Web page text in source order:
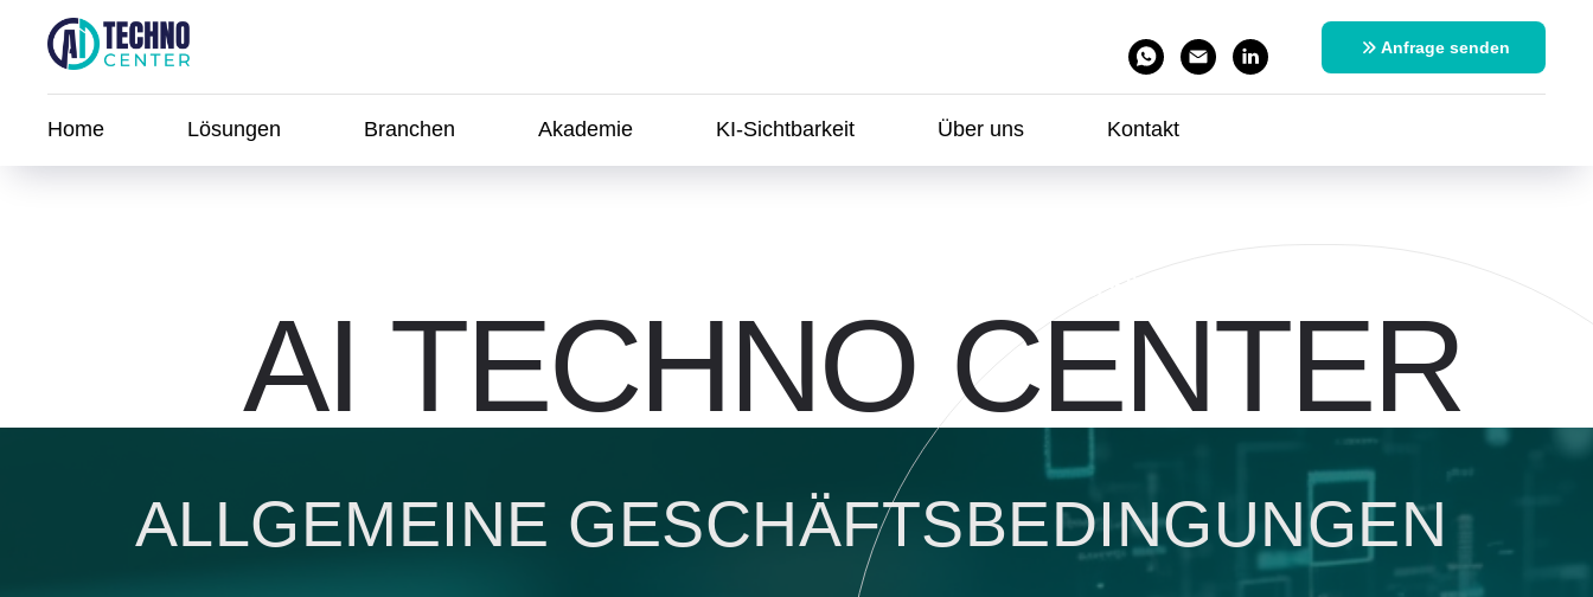
Anfrage senden
Home Lösungen Branchen Akademie KI-Sichtbarkeit Über uns Kontakt
AI TECHNO CENTER
ALLGEMEINE GESCHÄFTSBEDINGUNGEN